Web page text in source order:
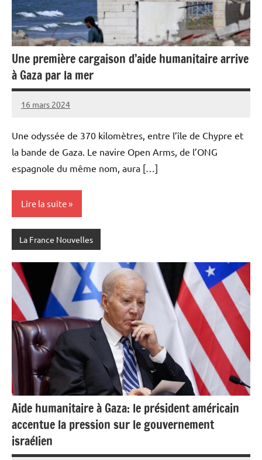
Une première cargaison d’aide humanitaire arrive
à Gaza par la mer
16 mars 2024
Admins
Une odyssée de 370 kilomètres, entre l’île de Chypre et
la bande de Gaza. Le navire Open Arms, de l’ONG
espagnole du même nom, aura […]
Lire la suite
La France Nouvelles
Aide humanitaire à Gaza: le président américain
accentue la pression sur le gouvernement
israélien